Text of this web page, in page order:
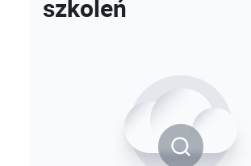
szkoleń